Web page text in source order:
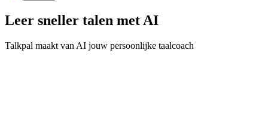
Leer sneller talen met AI
Talkpal maakt van AI jouw persoonlijke taalcoach